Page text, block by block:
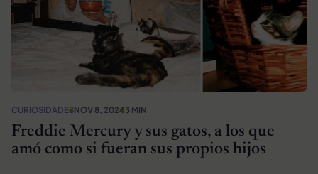
CURIOSIDADESNOV 8, 20243 MIN
Freddie Mercury y sus gatos, a los que
amó como si fueran sus propios hijos